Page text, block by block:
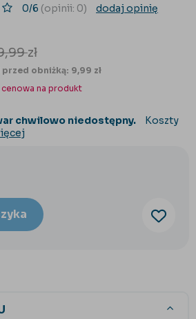
0/6 (opinii: 0) dodaj opinię
zł
obniżką: 9,99 zł
na produkt
chwilowo niedostępny.
Koszty